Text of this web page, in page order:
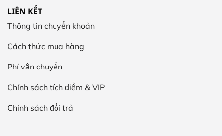
LIÊN KẾT
Thông tin chuyển khoản
Cách thức mua hàng
Phí vận chuyển
Chính sách tích điểm & VIP
Chính sách đổi trả